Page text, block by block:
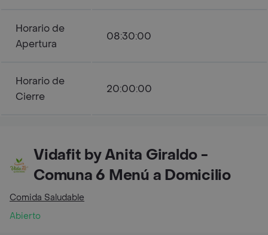
Horario de
Apertura
08:30:00
Horario de
Cierre
20:00:00
Vidafit by Anita Giraldo -
Comuna 6 Menú a Domicilio
Comida Saludable
Abierto